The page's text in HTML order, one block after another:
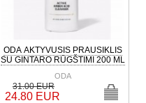
ODA AKTYVUSIS PRAUSIKLIS
SU GINTARO RŪGŠTIMI 200 ML
ODA
31.00 EUR
24.80 EUR